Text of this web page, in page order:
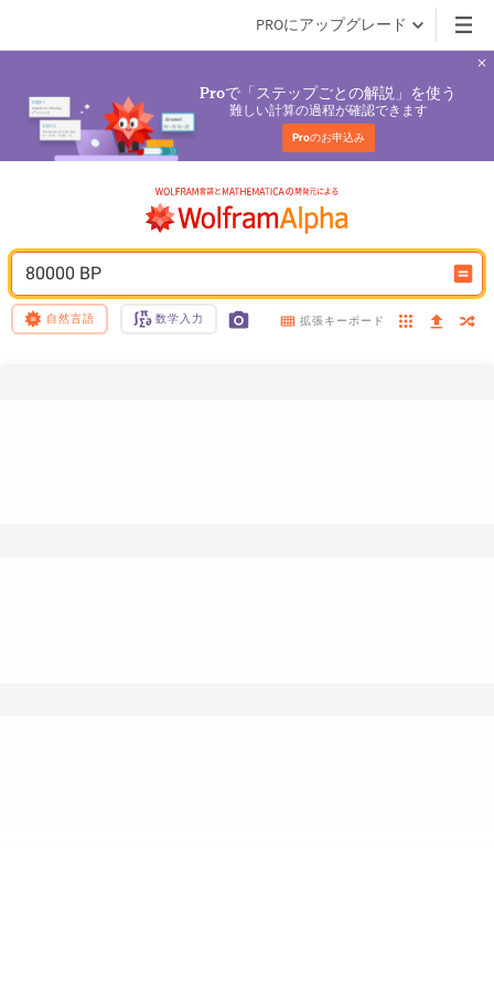
PROにアップグレード
Proで「ステップごとの解説」を使う
難しい計算の過程が確認できます
Proのお申込み
80000 BP
自然言語 数学入力 拡張キーボード